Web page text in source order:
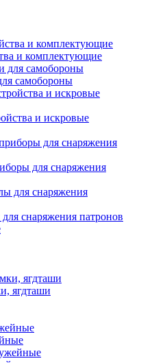
и комплектующие
самобороны
и искровые
для снаряжения
снаряжения патронов
ягдташи